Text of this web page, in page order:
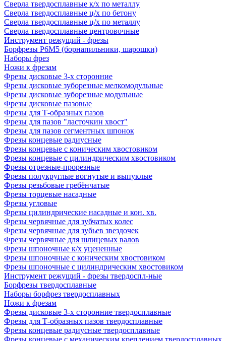
Сверла твердосплавные к/х по металлу
Сверла твердосплавные ц/х по бетону
Сверла твердосплавные ц/х по металлу
Сверла твердосплавные центровочные
Инструмент режущий - фрезы
Борфрезы Р6М5 (борнапильники, шарошки)
Наборы фрез
Ножи к фрезам
Фрезы дисковые 3-х сторонние
Фрезы дисковые зуборезные мелкомодульные
Фрезы дисковые зуборезные модульные
Фрезы дисковые пазовые
Фрезы для Т-образных пазов
Фрезы для пазов "ласточкин хвост"
Фрезы для пазов сегментных шпонок
Фрезы концевые радиусные
Фрезы концевые с коническим хвостовиком
Фрезы концевые с цилиндрическим хвостовиком
Фрезы отрезные-прорезные
Фрезы полукруглые вогнутые и выпуклые
Фрезы резьбовые гребёнчатые
Фрезы торцевые насадные
Фрезы угловые
Фрезы цилиндрические насадные и кон. хв.
Фрезы червячные для зубчатых колес
Фрезы червячные для зубьев звездочек
Фрезы червячные для шлицевых валов
Фрезы шпоночные к/х уцененные
Фрезы шпоночные с коническим хвостовиком
Фрезы шпоночные с цилиндрическим хвостовиком
Инструмент режущий - фрезы твердоспл-ные
Борфрезы твердосплавные
Наборы борфрез твердосплавных
Ножи к фрезам
Фрезы дисковые 3-х сторонние твердосплавные
Фрезы для Т-образных пазов твердосплавные
Фрезы концевые радиусные твердосплавные
Фрезы концевые с механическим креплением твердосплавных